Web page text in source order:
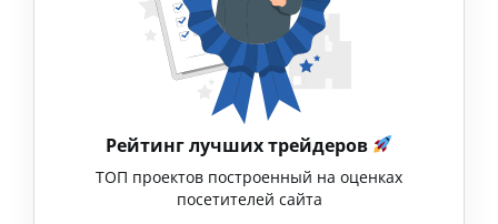
Рейтинг лучших трейдеров
ТОП проектов построенный на оценках
посетителей сайта